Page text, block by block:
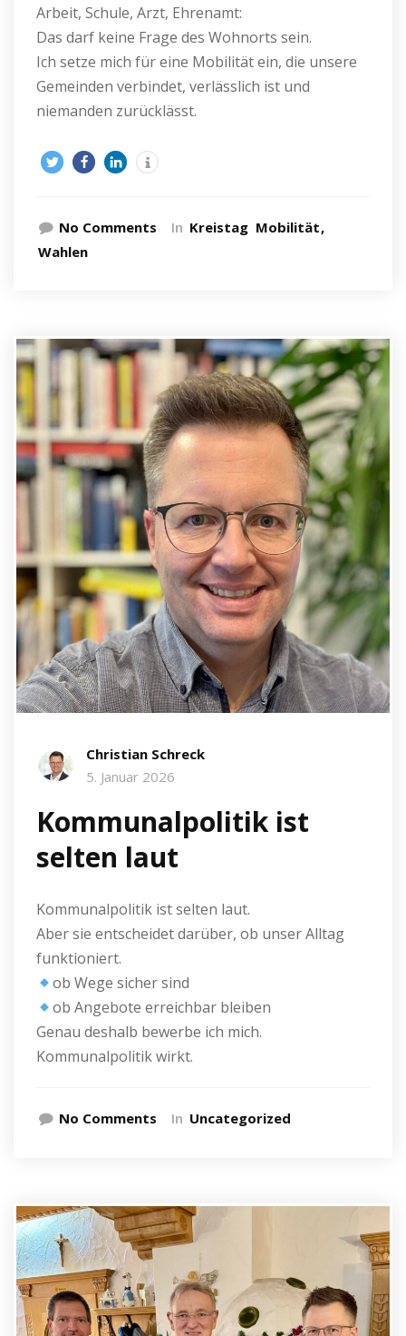
Arbeit, Schule, Arzt, Ehrenamt:
Das darf keine Frage des Wohnorts sein.
Ich setze mich für eine Mobilität ein, die unsere
Gemeinden verbindet, verlässlich ist und
niemanden zurücklässt.
No Comments In Kreistag Mobilität
Wahlen
Christian Schreck
5. Januar 2026
Kommunalpolitik ist
selten laut
Kommunalpolitik ist selten laut.
Aber sie entscheidet darüber, ob unser Alltag
funktioniert.
ob Wege sicher sind
ob Angebote erreichbar bleiben
Genau deshalb bewerbe ich mich.
Kommunalpolitik wirkt.
No Comments In Uncategorized